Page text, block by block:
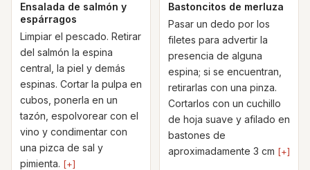
Ensalada de salmón y
espárragos
Limpiar el pescado. Retirar
del salmón la espina
central, la piel y demás
espinas. Cortar la pulpa en
cubos, ponerla en un
tazón, espolvorear con el
vino y condimentar con
una pizca de sal y
pimienta. [+]
Bastoncitos de merluza
Pasar un dedo por los
filetes para advertir la
presencia de alguna
espina; si se encuentran,
retirarlas con una pinza.
Cortarlos con un cuchillo
de hoja suave y afilado en
bastones de
aproximadamente 3 cm [+]